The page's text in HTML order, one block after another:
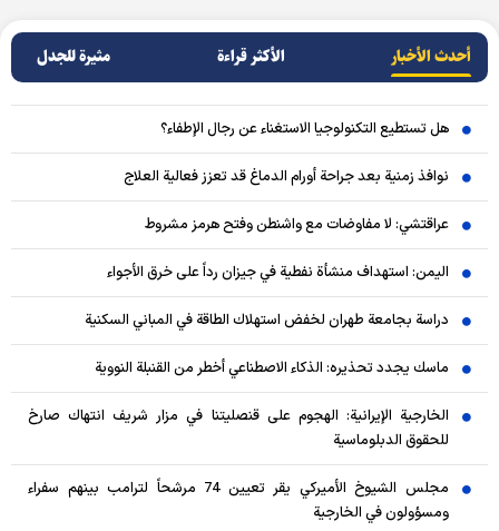
أحدث الأخبار الأکثر قراءة مثيرة للجدل
هل تستطيع التكنولوجيا الاستغناء عن رجال الإطفاء؟
نوافذ زمنية بعد جراحة أورام الدماغ قد تعزز فعالية العلاج
عراقتشي: لا مفاوضات مع واشنطن وفتح هرمز مشروط
اليمن: استهداف منشأة نفطية في جيزان رداً على خرق الأجواء
دراسة بجامعة طهران لخفض استهلاك الطاقة في المباني السكنية
ماسك يجدد تحذيره: الذكاء الاصطناعي أخطر من القنبلة النووية
الخارجية الإيرانية: الهجوم على قنصليتنا في مزار شريف انتهاك صارخ
للحقوق الدبلوماسية
مجلس الشيوخ الأميركي يقر تعيين 74 مرشحاً لترامب بينهم سفراء
ومسؤولون في الخارجية